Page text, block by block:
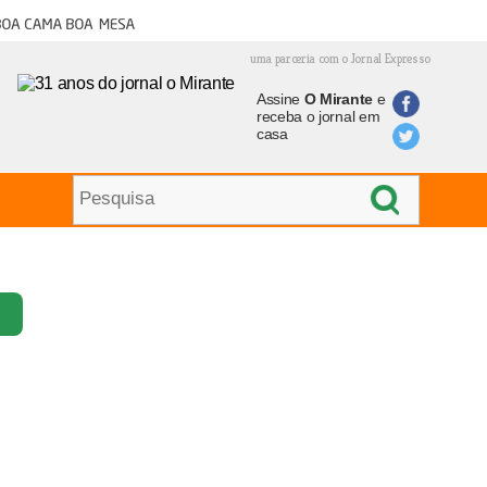
cama boa mesa
uma parceria com o Jornal Expresso
Assine O Mirantee
receba o jornal em
casa